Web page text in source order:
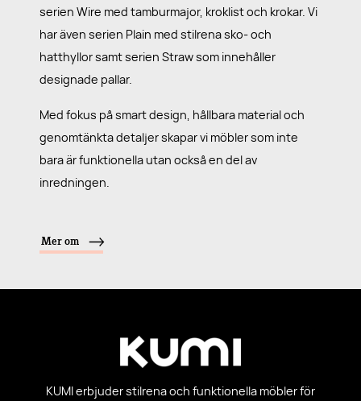
serien Wire med tamburmajor, kroklist och krokar. Vi
har även serien Plain med stilrena sko- och
hatthyllor samt serien Straw som innehåller
designade pallar.
Med fokus på smart design, hållbara material och
genomtänkta detaljer skapar vi möbler som inte
bara är funktionella utan också en del av
inredningen.
Mer om
KUMI erbjuder stilrena och funktionella möbler för